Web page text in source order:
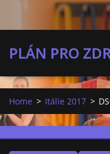
PLÁN PRO
Home > Itálie 2017 >